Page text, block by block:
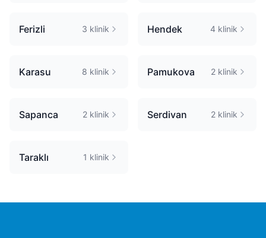
Ferizli 3 klinik Hendek 4 klinik
Karasu 8 klinik Pamukova 2 klinik
Sapanca 2 klinik Serdivan 2 klinik
Taraklı 1 klinik